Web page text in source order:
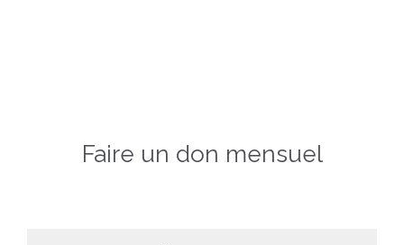
Faire un don mensuel